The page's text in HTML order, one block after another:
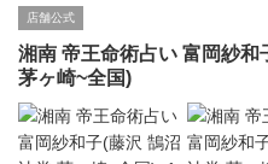
店舗公式
湘南 帝王命術占い 富岡紗和
茅ヶ崎~全国)